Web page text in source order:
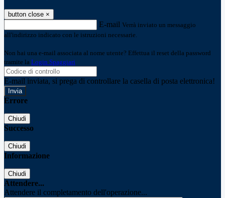
button close ×
E-mail Verrà inviato un messaggio
all'indirizzo indicato con le istruzioni necessarie.
Non hai una e-mail associata al nome utente? Effettua il reset della password
tramite la Login Spaggiari
E-mail inviata, si prega di controllare la casella di posta elettronica!
Errore
Chiudi
Successo
Chiudi
Informazione
Chiudi
Attendere...
Attendere il completamento dell'operazione...